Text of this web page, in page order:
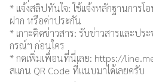
* แจ้งสลิปทันใจ: ใช้แจ้งหลักฐานการโ
ฝาก หรือค่าประกัน
* เกาะติดข่าวสาร: รับข่าวสารและป
กรณ์ฯ ก่อนใคร
* กดเพิ่มเพื่อนที่นี่เลย: https://
สแกน QR Code ที่แนบมาได้เลยครับ